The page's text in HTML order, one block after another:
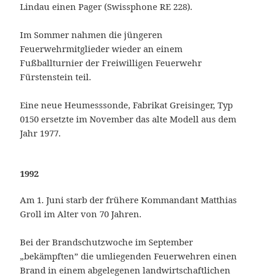
Lindau einen Pager (Swissphone RE 228).
Im Sommer nahmen die jüngeren
Feuerwehrmitglieder wieder an einem
Fußballturnier der Freiwilligen Feuerwehr
Fürstenstein teil.
Eine neue Heumesssonde, Fabrikat Greisinger, Typ
0150 ersetzte im November das alte Modell aus dem
Jahr 1977.
1992
Am 1. Juni starb der frühere Kommandant Matthias
Groll im Alter von 70 Jahren.
Bei der Brandschutzwoche im September
„bekämpften” die umliegenden Feuerwehren einen
Brand in einem abgelegenen landwirtschaftlichen